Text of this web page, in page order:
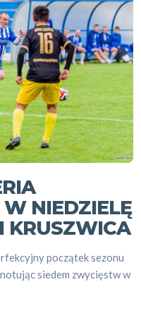
NIEDZIELĘ
KRUSZWICA
początek sezonu
siedem zwycięstw w